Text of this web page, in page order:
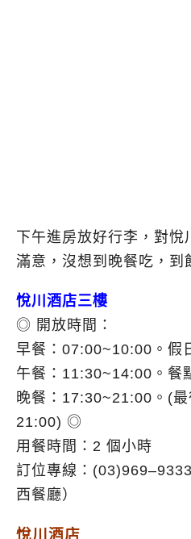
下午進房放好行李，對
滿意，沒想到晚餐吃，到
悅川酒店三樓
◎ 開放時間：
早餐：07:00~10:00。假
午餐：11:30~14:00。餐
晚餐：17:30~21:00。(
21:00) ◎
用餐時間：2 個小時
訂位專線：
西餐廳）
悅川酒店